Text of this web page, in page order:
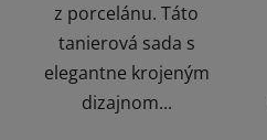
z porcelánu. Táto
tanierová sada s
elegantne krojeným
dizajnom...